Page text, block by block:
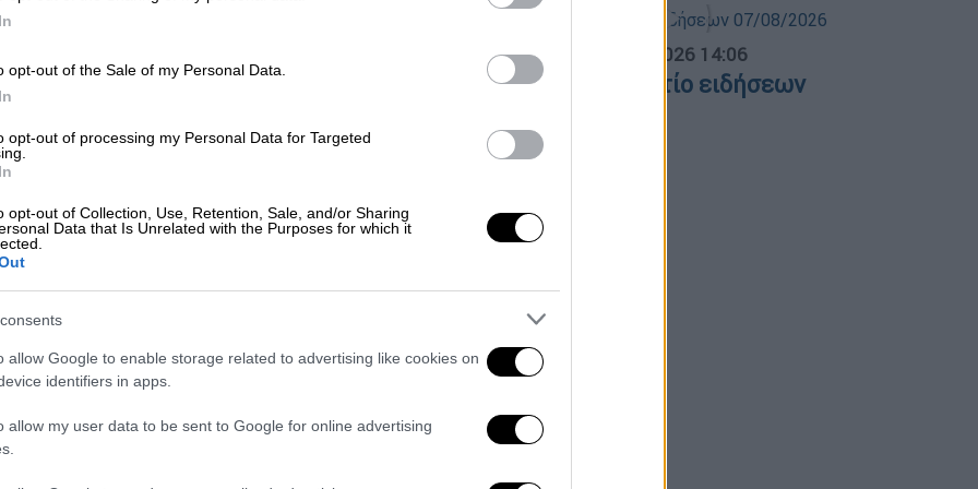
opt-out of the Sale of my Personal Data.
opt-out of processing my Personal Data for Targeted
opt-out of Collection, Use, Retention, Sale, and/or Sharing
Data that Is Unrelated with the Purposes for which it
allow Google to enable storage related to advertising like cookies on
identifiers in apps.
allow my user data to be sent to Google for online advertising
Αρνολντ Σβαρτσενέγκερ και Ούμα
Robin»
Γκλεν Πάουελ: Θα
Μεσημεριανό... 07.08.2026 14:06
Μεσημεριανό δελτίο ειδήσεων